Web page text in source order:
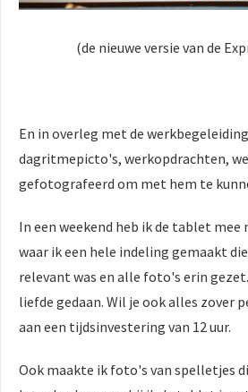
(de nieuwe versie van de
En in overleg met de
dagritmepicto's, werkopdrachten,
gefotografeerd om met hem te
In een weekend heb ik de tablet mee
waar ik een hele indeling gemaakt
relevant was en alle foto's erin
liefde gedaan. Wil je ook alles zover
aan een tijdsinvestering van 12 uur.
Ook maakte ik foto's van spelletjes